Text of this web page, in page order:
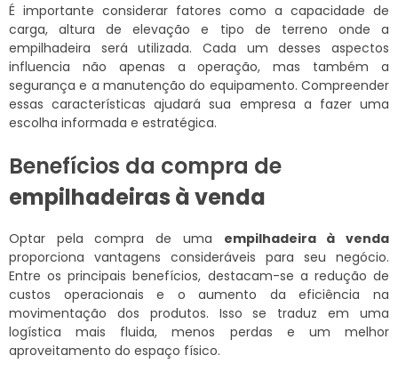
É importante considerar fatores como a capacidade de
carga, altura de elevação e tipo de terreno onde a
empilhadeira será utilizada. Cada um desses aspectos
influencia não apenas a operação, mas também a
segurança e a manutenção do equipamento. Compreender
essas características ajudará sua empresa a fazer uma
escolha informada e estratégica.
Benefícios da compra de
empilhadeiras à venda
Optar pela compra de uma empilhadeira à venda
proporciona vantagens consideráveis para seu negócio.
Entre os principais benefícios, destacam-se a redução de
custos operacionais e o aumento da eficiência na
movimentação dos produtos. Isso se traduz em uma
logística mais fluida, menos perdas e um melhor
aproveitamento do espaço físico.